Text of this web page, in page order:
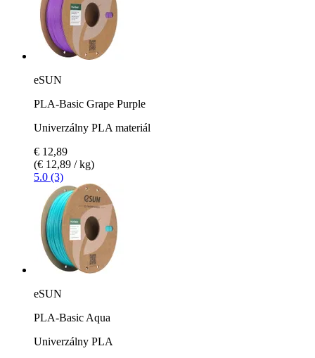
eSUN
PLA-Basic Grape Purple
Univerzálny PLA materiál
€ 12,89
(€ 12,89 / kg)
5.0 (3)
eSUN
PLA-Basic Aqua
Univerzálny PLA